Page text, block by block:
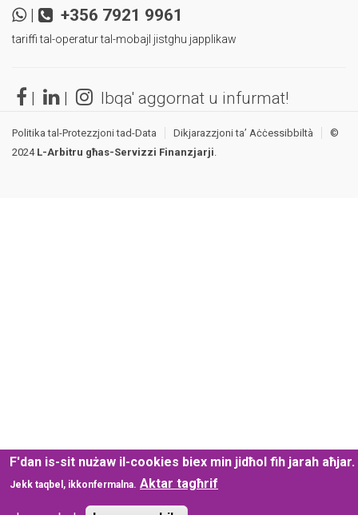
| +356 7921 9961
tariffi tal-operatur tal-mobajl jistghu japplikaw
| | Ibqa' aggornat u infurmat!
Politika tal-Protezzjoni tad-Data Dikjarazzjoni ta’ Aċċessibbiltà
©
2024L-Arbitru għas-Servizzi Finanzjarji.
F'dan is-sit nużaw il-cookies biex min jidħol fih jarah aħjar.
Jekk taqbel, ikkonfermalna. Aktar tagħrif